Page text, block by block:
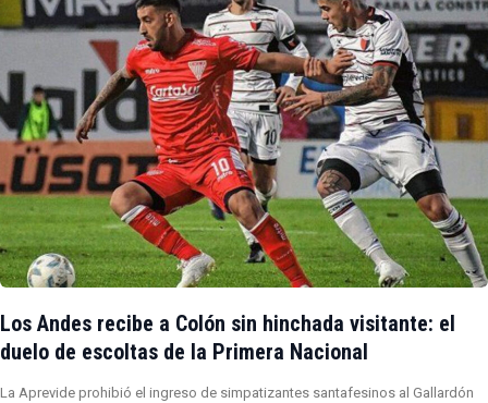
Los Andes recibe a Colón sin hinchada visitante: el
duelo de escoltas de la Primera Nacional
La Aprevide prohibió el ingreso de simpatizantes santafesinos al Gallardón